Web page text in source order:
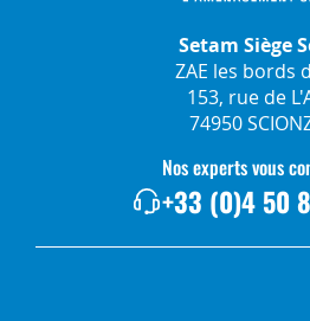
Setam Siège
ZAE les bords
153, rue de
74950
Nos experts vous
+33 (0)4 50